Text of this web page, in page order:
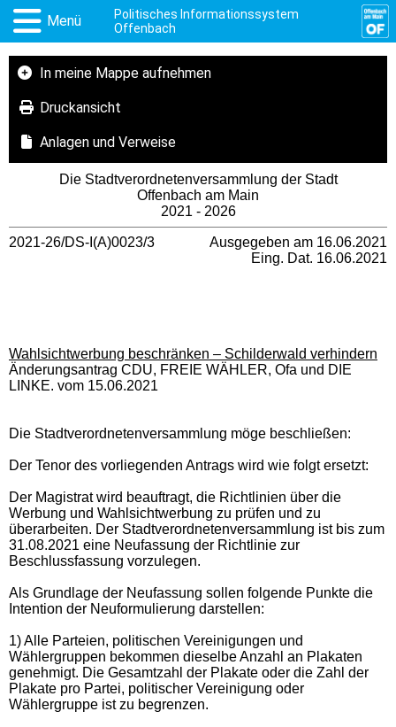
Menü
Politisches Informationssystem
Offenbach
In meine Mappe aufnehmen
Druckansicht
Anlagen und Verweise
Die Stadtverordnetenversammlung der Stadt
Offenbach am Main
2021 - 2026
2021-26/DS-I(A)0023/3
Ausgegeben am 16.06.2021
Eing. Dat. 16.06.2021
Wahlsichtwerbung beschränken – Schilderwald verhindern
Änderungsantrag CDU, FREIE WÄHLER, Ofa und DIE
LINKE. vom 15.06.2021
Die Stadtverordnetenversammlung möge beschließen:
Der Tenor des vorliegenden Antrags wird wie folgt ersetzt:
Der Magistrat wird beauftragt, die Richtlinien über die
Werbung und Wahlsichtwerbung zu prüfen und zu
überarbeiten. Der Stadtverordnetenversammlung ist bis zum
31.08.2021 eine Neufassung der Richtlinie zur
Beschlussfassung vorzulegen.
Als Grundlage der Neufassung sollen folgende Punkte die
Intention der Neuformulierung darstellen:
1) Alle Parteien, politischen Vereinigungen und
Wählergruppen bekommen dieselbe Anzahl an Plakaten
genehmigt. Die Gesamtzahl der Plakate oder die Zahl der
Plakate pro Partei, politischer Vereinigung oder
Wählergruppe ist zu begrenzen.